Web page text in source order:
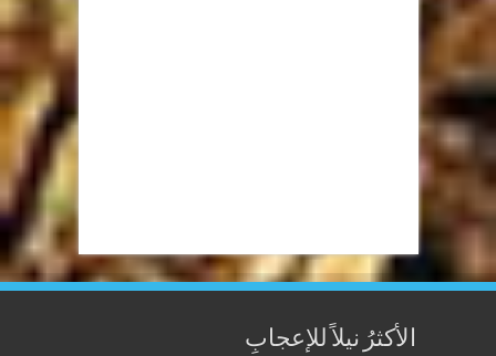
الأكثرُ نيلاً للإعجابِ